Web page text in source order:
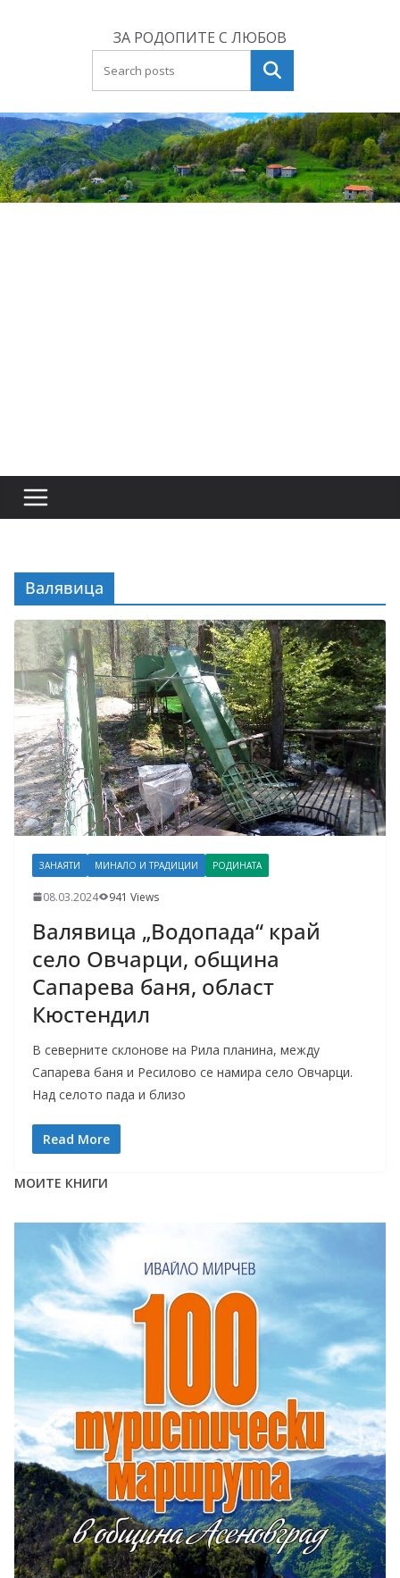
ЗА РОДОПИТЕ С ЛЮБОВ
Търсене
Валявица
ЗАНАЯТИ МИНАЛО И ТРАДИЦИИ РОДИНАТА
08.03.2024 941 Views
Валявица „Водопада“ край
село Овчарци, община
Сапарева баня, област
Кюстендил
В северните склонове на Рила планина, между
Сапарева баня и Ресилово се намира село Овчарци.
Над селото пада и близо
Read More
МОИТЕ КНИГИ